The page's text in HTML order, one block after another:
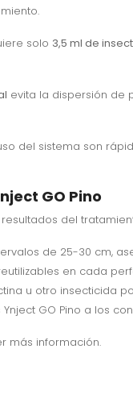
solo 3,5 ml de
evita la dispersión de
del sistema son
GO Pino
del
de 25-30 cm,
en cada
u otro insecticida
Ynject GO Pino a los
más información.